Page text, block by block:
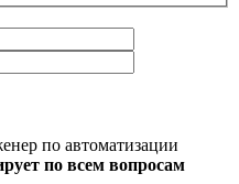
по автоматизации
по всем вопросам